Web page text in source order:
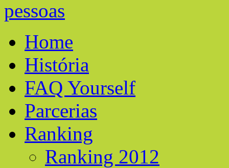
Home
História
FAQ Yourself
Parcerias
Ranking
Ranking 2012